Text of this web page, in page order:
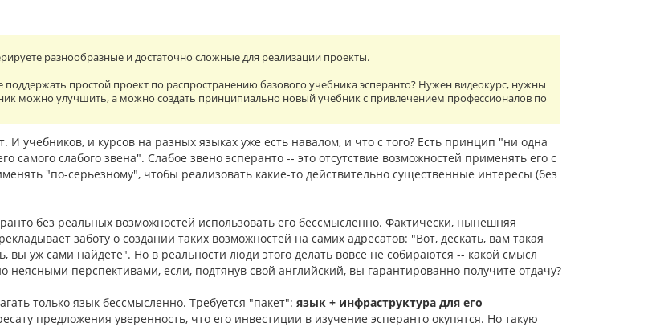
разнообразные и достаточно сложные для реализации проекты.
простой проект по распространению базового учебника эсперанто? Нужен видеокурс, нужны
можно улучшить, а можно создать принципиально новый учебник с привлечением профессионалов по
И учебников, и курсов на разных языках уже есть навалом, и что с того? Есть принцип "ни одна
самого слабого звена". Слабое звено эсперанто -- это отсутствие возможностей применять его с
"по-серьезному", чтобы реализовать какие-то действительно существенные интересы (без
без реальных возможностей использовать его бессмысленно. Фактически, нынешняя
заботу о создании таких возможностей на самих адресатов: "Вот, дескать, вам такая
вы уж сами найдете". Но в реальности люди этого делать вовсе не собираются -- какой смысл
неясными перспективами, если, подтянув свой английский, вы гарантированно получите отдачу?
только язык бессмысленно. Требуется "пакет": язык + инфраструктура для его
предложения уверенность, что его инвестиции в изучение эсперанто окупятся. Но такую